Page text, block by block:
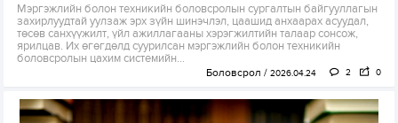
Мэргэжлийн болон техникийн боловсролын сургалтын байгууллагын
захирлуудтай уулзаж эрх зүйн шинэчлэл, цаашид анхаарах асуудал,
төсөв санхүүжилт, үйл ажиллагааны хэрэгжилтийн талаар сонсож,
ярилцав. Их өгөгдөлд суурилсан мэргэжлийн болон техникийн
боловсролын цахим системийн...
Боловсрол 2026.04.24 2 0